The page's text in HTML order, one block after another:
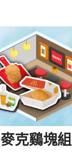
麥克鷄塊組